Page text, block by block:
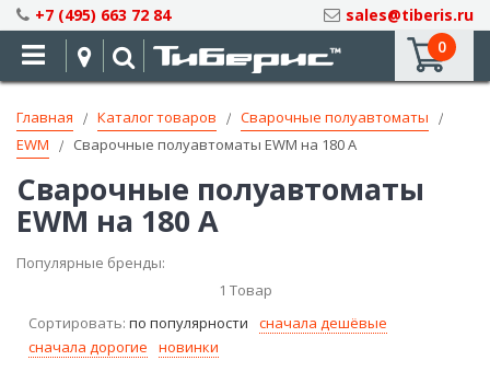
Skip
to
Content
+7 (495) 663 72 84
sales@tiberis.ru
0
Главная Каталог товаров
Сварочные полуавтоматы
EWM
Сварочные полуавтоматы EWM на 180 A
Сварочные полуавтоматы
EWM на 180 A
Популярные бренды:
1 Товар
Сортировать: по популярности
сначала дешёвые
сначала дорогие
новинки